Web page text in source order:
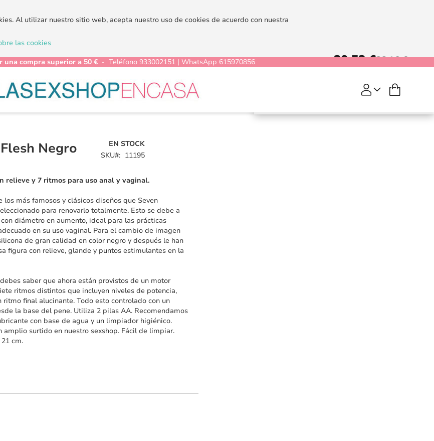
Al utilizar nuestro sitio web, acepta nuestro uso de cookies de acuerdo con nuestra
las cookies
una compra superior a 50 € - Teléfono 933002151 | WhatsApp 615970856
Classic Flesh
Negro
30,53 €38,16 €
COMPRAR
Negro
EN STOCK
SKU
11195
relieve y 7 ritmos para uso anal y vaginal.
los más famosos y clásicos diseños que Seven
para renovarlo totalmente. Esto se debe a
diámetro en aumento, ideal para las prácticas
en su uso vaginal. Para el cambio de imagen
de gran calidad en color negro y después le han
figura con relieve, glande y puntos estimulantes en la
saber que ahora están provistos de un motor
ritmos distintos que incluyen niveles de potencia,
ritmo final alucinante. Todo esto controlado con un
la base del pene. Utiliza 2 pilas AA. Recomendamos
con base de agua y un limpiador higiénico.
amplio surtido en nuestro sexshop. Fácil de limpiar.
cm.